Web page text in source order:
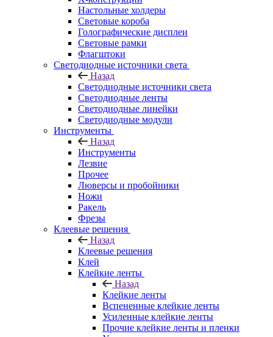
Настольные холдеры
Световые короба
Голографические дисплеи
Световые рамки
Флагштоки
Светодиодные источники света
Назад
Светодиодные источники света
Светодиодные ленты
Светодиодные линейки
Светодиодные модули
Инструменты
Назад
Инструменты
Лезвие
Прочее
Люверсы и пробойники
Ножи
Ракель
Фрезы
Клеевые решения
Назад
Клеевые решения
Клей
Клейкие ленты
Назад
Клейкие ленты
Вспененные клейкие ленты
Усиленные клейкие ленты
Прочие клейкие ленты и пленки